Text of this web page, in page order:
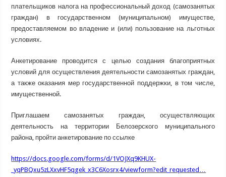
плательщиков налога на профессиональный доход (самозанятых
граждан) в государственном (муниципальном) имуществе,
предоставляемом во владение и (или) пользование на льготных
условиях.
Анкетирование проводится с целью создания благоприятных
условий для осуществления деятельности самозанятых граждан,
а также оказания мер государственной поддержки, в том числе,
имущественной.
Приглашаем самозанятых граждан, осуществляющих
деятельность на территории Белозерского муниципального
района, пройти анкетирование по ссылке
https://docs.google.com/forms/d/1VOJXq9KHUX-
_yqPBQxu5zLXxvHF5qgek_x3C6Xosrx4/viewform?edit_requested…